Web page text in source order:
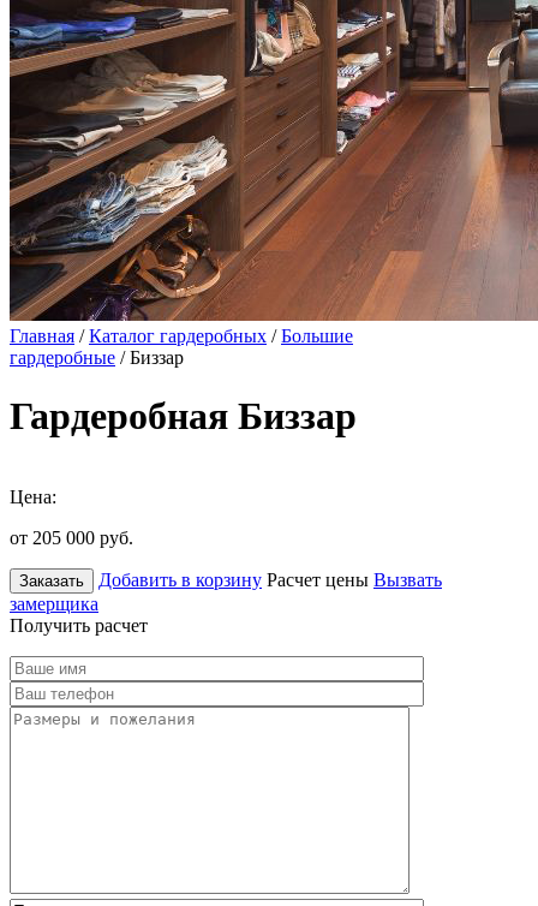
Главная /Каталог гардеробных /Большие
гардеробные / Биззар
Гардеробная Биззар
Цена:
от 205 000 руб.
Заказать Добавить в корзину Расчет цены Вызвать
замерщика
Получить расчет